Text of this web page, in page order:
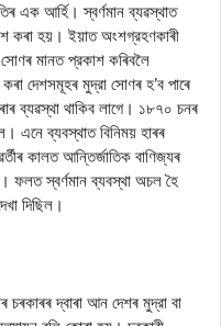
এক আৰ্হি। স্বর্ণমান ব্যৱস্থাত
কৰা হয়। ইয়াত অংশগ্রহণকাৰী
মানত প্রকাশ কৰিবলৈ
দেশসমূহৰ মুদ্রা সোণৰ হ’ব পাৰে
ব্যৱস্থা থাকিব লাগে। ১৮৭০ চনৰ
এনে ব্যবস্থাত বিনিময় হাৰৰ
কালত আন্তিৰ্জাতিক বাণিজ্যৰ
ফলত স্বর্ণমান ব্যবস্থা অচল হৈ
দিছিল।
দ্বাৰা আন দেশৰ মুদ্রা বা